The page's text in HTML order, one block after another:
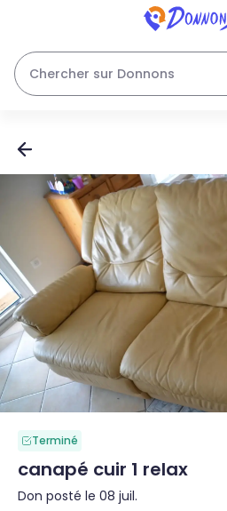
Chercher sur Donnons
Terminé
canapé cuir 1 relax
Don posté le 08 juil.